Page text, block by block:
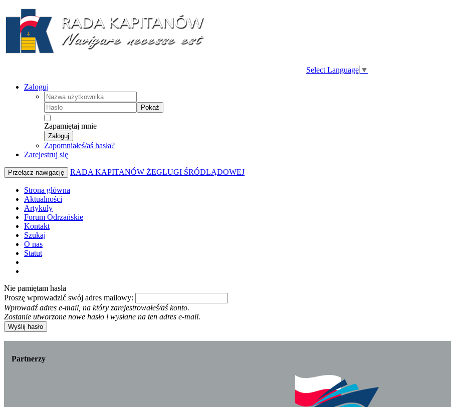
Select Language ▼
Zaloguj
Pokaż
Zapamiętaj mnie
Zaloguj
Zapomniałeś/aś hasła?
Zarejestruj się
Przełącz nawigację RADA KAPITANÓW ŻEGLUGI ŚRÓDLĄDOWEJ
Strona główna
Aktualności
Artykuły
Forum Odrzańskie
Kontakt
Szukaj
O nas
Statut
Nie pamiętam hasła
Proszę wprowadzić swój adres mailowy:
Wprowadź adres e-mail, na który zarejestrowałeś/aś konto.
Zostanie utworzone nowe hasło i wysłane na ten adres e-mail.
Wyślij hasło
Partnerzy